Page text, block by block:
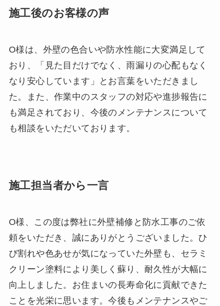
施工後のお客様の声
O様は、外壁の色合いや防水性能に大変満足して
おり、「見た目だけでなく、雨漏りの心配もなく
なり安心しています」とお言葉をいただきまし
た。また、作業中のスタッフの対応や進捗報告に
も満足されており、今後のメンテナンスについて
も相談をいただいております。
施工担当者から一言
O様、この度は弊社に外壁補修と防水工事のご依
頼をいただき、誠にありがとうございました。ひ
び割れや色あせが気になっていた外壁も、セラミ
クリーン塗料により美しく蘇り、耐久性が大幅に
向上しました。お住まいの長寿命化に貢献できた
ことを光栄に思います。今後もメンテナンスやご